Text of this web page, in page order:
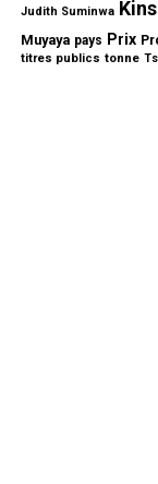
Judith Suminwa
Muyaya pays Prix
titres publics tonne